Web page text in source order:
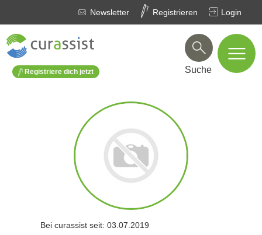
Login
Registrieren
Newsletter
Registriere dich jetzt Suche
Bei curassist seit: 03.07.2019